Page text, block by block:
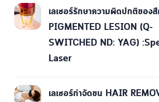
เลเซอร์รักษาความผิดปกติของ
PIGMENTED LESION (Q-
SWITCHED ND: YAG)
Laser
เลเซอร์กำจัดขน HAIR